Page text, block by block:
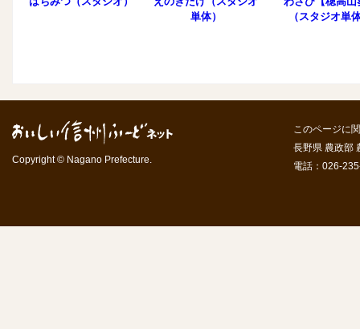
単体）
（スタジオ単
Copyright © Nagano Prefecture.
このページに
長野県 農政部
電話：026-